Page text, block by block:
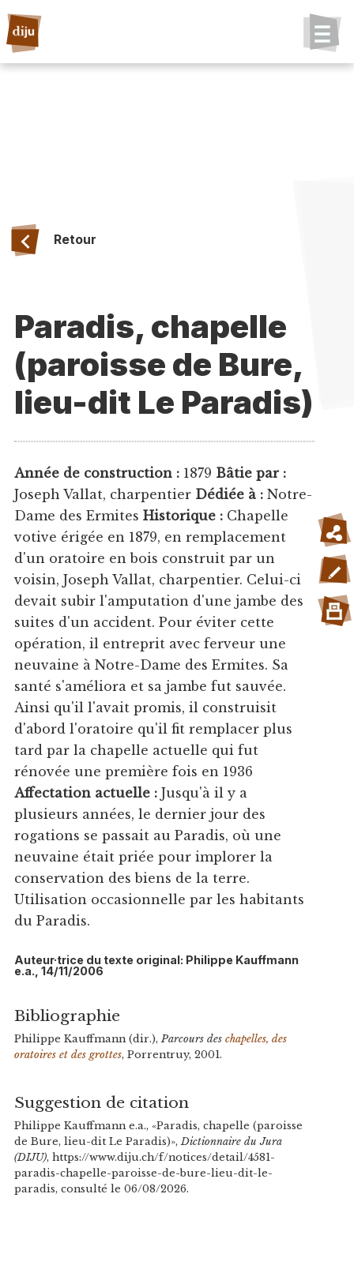
Retour
Paradis, chapelle
(paroisse de Bure,
lieu-dit Le Paradis)
Année de construction :1879 Bâtie par :
Joseph Vallat, charpentier Dédiée à :Notre-
Dame des Ermites Historique :Chapelle
votive érigée en 1879, en remplacement
d'un oratoire en bois construit par un
voisin, Joseph Vallat, charpentier. Celui-ci
devait subir l'amputation d'une jambe des
suites d'un accident. Pour éviter cette
opération, il entreprit avec ferveur une
neuvaine à Notre-Dame des Ermites. Sa
santé s'améliora et sa jambe fut sauvée.
Ainsi qu'il l'avait promis, il construisit
d'abord l'oratoire qu'il fit remplacer plus
tard par la chapelle actuelle qui fut
rénovée une première fois en 1936
Affectation actuelle :Jusqu'à il y a
plusieurs années, le dernier jour des
rogations se passait au Paradis, où une
neuvaine était priée pour implorer la
conservation des biens de la terre.
Utilisation occasionnelle par les habitants
du Paradis.
Auteur·trice du texte original: Philippe Kauffmann
e.a., 14/11/2006
Bibliographie
Philippe Kauffmann (dir.), Parcours des chapelles, des
oratoires et des grottes, Porrentruy, 2001.
Suggestion de citation
Philippe Kauffmann e.a., «Paradis, chapelle (paroisse
de Bure, lieu-dit Le Paradis)», Dictionnaire du Jura
(DIJU), https://www.diju.ch/f/notices/detail/4581-
paradis-chapelle-paroisse-de-bure-lieu-dit-le-
paradis, consulté le 06/08/2026.